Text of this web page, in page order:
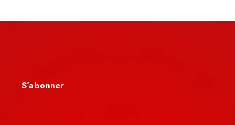
S’abonner